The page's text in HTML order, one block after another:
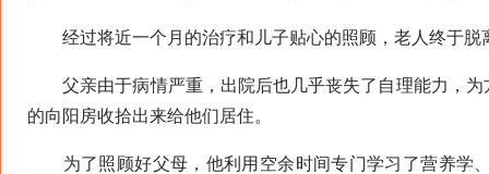
经过将近一个月的治疗和儿子贴心的照顾，老人终于脱
父亲由于病情严重，出院后也几乎丧失了自理能力，为
的向阳房收拾出来给他们居住。
为了照顾好父母，他利用空余时间专门学习了营养学